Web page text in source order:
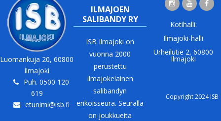
Luomankuja 20, 60800
Ilmajoki
Puh. 0500 120
619
etunimi@isb.fi
ILMAJOEN
SALIBANDY RY
ISB Ilmajoki on
vuonna 2000
perustettu
ilmajokelainen
salibandyn
erikoisseura. Seuralla
on joukkueita
Kotihalli:
Ilmajoki-halli
Urheilutie 2, 60800
Ilmajoki
Copyright 2024 ISB